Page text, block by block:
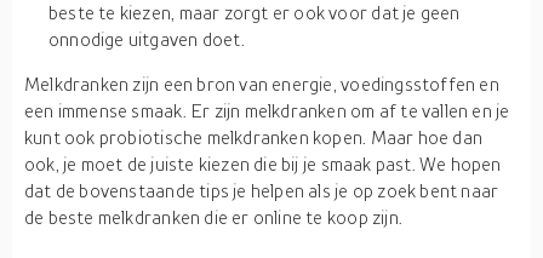
beste te kiezen, maar zorgt er ook voor dat je geen
onnodige uitgaven doet.
Melkdranken zijn een bron van energie, voedingsstoffen en
een immense smaak. Er zijn melkdranken om af te vallen en je
kunt ook probiotische melkdranken kopen. Maar hoe dan
ook, je moet de juiste kiezen die bij je smaak past. We hopen
dat de bovenstaande tips je helpen als je op zoek bent naar
de beste melkdranken die er online te koop zijn.